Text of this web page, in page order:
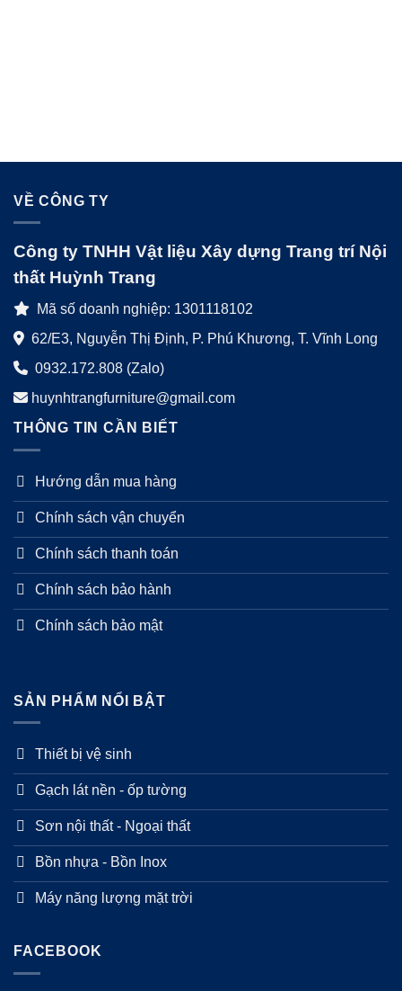
VỀ CÔNG TY
Công ty TNHH Vật liệu Xây dựng Trang trí Nội
thất Huỳnh Trang
Mã số doanh nghiệp: 1301118102
62/E3, Nguyễn Thị Định, P. Phú Khương, T. Vĩnh Long
0932.172.808 (Zalo)
huynhtrangfurniture@gmail.com
THÔNG TIN CẦN BIẾT
Hướng dẫn mua hàng
Chính sách vận chuyển
Chính sách thanh toán
Chính sách bảo hành
Chính sách bảo mật
SẢN PHẨM NỔI BẬT
Thiết bị vệ sinh
Gạch lát nền - ốp tường
Sơn nội thất - Ngoại thất
Bồn nhựa - Bồn Inox
Máy năng lượng mặt trời
FACEBOOK